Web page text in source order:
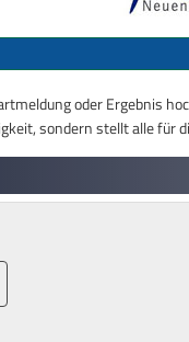
oder Ergebnis
sondern stellt alle für